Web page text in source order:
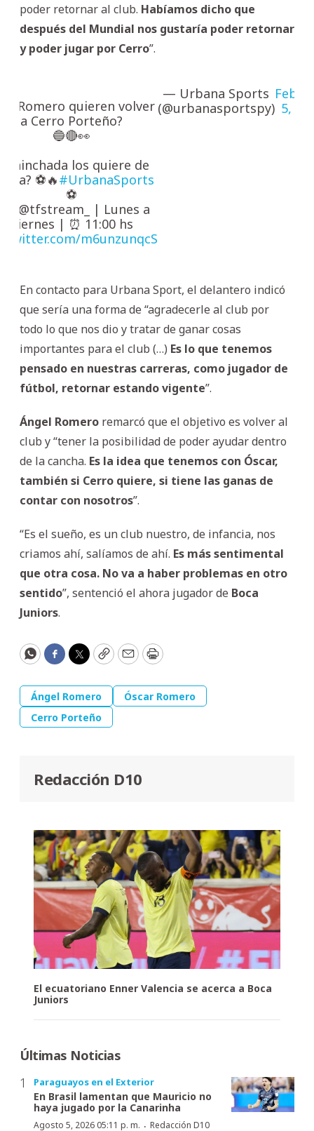
poder retornar al club. Habíamos dicho que
después del Mundial nos gustaría poder retornar
y poder jugar por Cerro”.
Romero quieren volver
a Cerro Porteño?
🔵🔴👀
hinchada los quiere de
⚽🔥#UrbanaSports
⚽️
@tfstream_ | Lunes a
Viernes | ⏰ 11:00 hs
m6unzunqcS
— Urbana Sports
(@urbanasportspy) 5,
En contacto para Urbana Sport, el delantero indicó
que sería una forma de “agradecerle al club por
todo lo que nos dio y tratar de ganar cosas
importantes para el club (…) Es lo que tenemos
pensado en nuestras carreras, como jugador de
fútbol, retornar estando vigente”.
Ángel Romero remarcó que el objetivo es volver al
club y “tener la posibilidad de poder ayudar dentro
de la cancha. Es la idea que tenemos con Óscar,
también si Cerro quiere, si tiene las ganas de
contar con nosotros”.
“Es el sueño, es un club nuestro, de infancia, nos
criamos ahí, salíamos de ahí. Es más sentimental
que otra cosa. No va a haber problemas en otro
sentido”, sentenció el ahora jugador de Boca
Juniors.
WhatsApp
Facebook
Twitter
CopyEmailPrint
Ángel Romero
Óscar Romero
Cerro Porteño
Redacción D10
El ecuatoriano Enner Valencia se acerca a Boca
Juniors
Últimas Noticias
Paraguayos en el Exterior
En Brasil lamentan que Mauricio no
haya jugado por la Canarinha
Agosto 5, 2026 05:11 p. m. · Redacción D10